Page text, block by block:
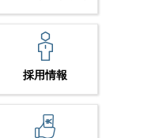
採用情報